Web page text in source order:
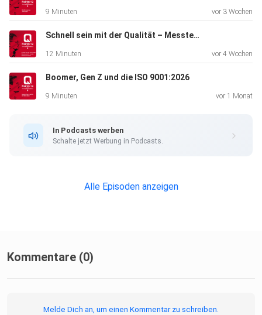
9 Minuten vor 3 Wochen
Schnell sein mit der Qualität – Messtechnik, KI und das Null-Fehler-Dogma
12 Minuten vor 4 Wochen
Boomer, Gen Z und die ISO 9001:2026
9 Minuten vor 1 Monat
In Podcasts werben
Schalte jetzt Werbung in Podcasts.
Alle Episoden anzeigen
Kommentare (0)
Melde Dich an, um einen Kommentar zu schreiben.